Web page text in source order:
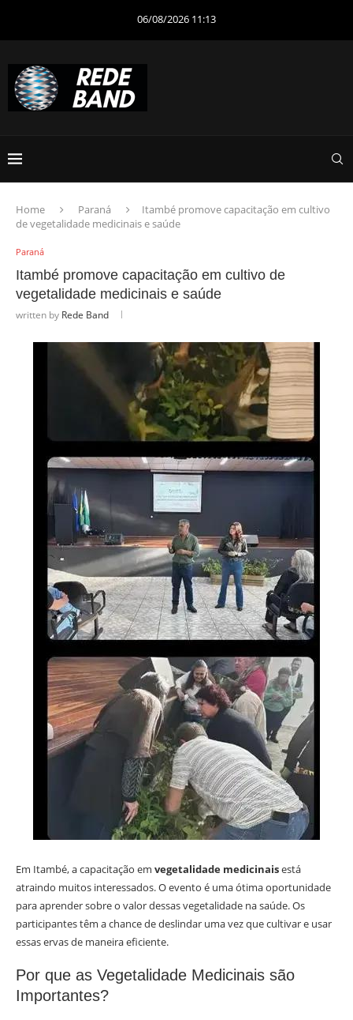
06/08/2026 11:13
Home Paraná
Itambé promove capacitação em cultivo
de vegetalidade medicinais e saúde
Paraná
Itambé promove capacitação em cultivo de
vegetalidade medicinais e saúde
written by Rede Band
Em Itambé, a capacitação em vegetalidade medicinaisestá
atraindo muitos interessados. O evento é uma ótima oportunidade
para aprender sobre o valor dessas vegetalidade na saúde. Os
participantes têm a chance de deslindar uma vez que cultivar e usar
essas ervas de maneira eficiente.
Por que as Vegetalidade Medicinais são
Importantes?